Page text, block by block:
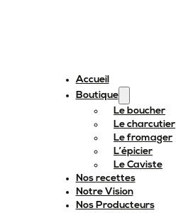
Accueil
Boutique
Le boucher
Le charcutier
Le fromager
L’épicier
Le Caviste
Nos recettes
Notre Vision
Nos Producteurs